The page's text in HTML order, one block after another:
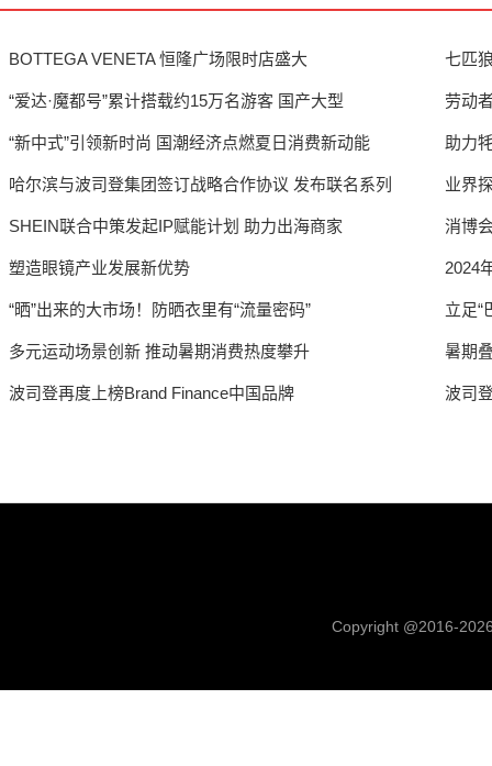
BOTTEGA VENETA 恒隆广场限时店盛大 七匹
“爱达·魔都号”累计搭载约15万名游客 国产大型 劳动
“新中式”引领新时尚 国潮经济点燃夏日消费新动能 助力
哈尔滨与波司登集团签订战略合作协议 发布联名系列 业界
SHEIN联合中策发起IP赋能计划 助力出海商家 消博
塑造眼镜产业发展新优势 2024
“晒”出来的大市场！防晒衣里有“流量密码” 立足“
多元运动场景创新 推动暑期消费热度攀升 暑期
波司登再度上榜Brand Finance中国品牌 波司
Copyright @2016-